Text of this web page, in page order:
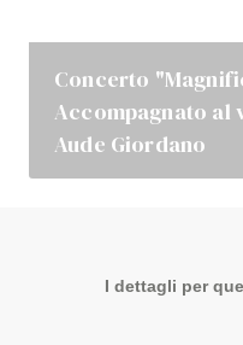
Concerto
Accompagnato al
Aude Giordano
I dettagli per